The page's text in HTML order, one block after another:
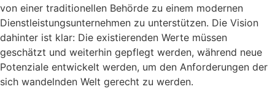
von einer traditionellen Behörde zu einem modernen
Dienstleistungsunternehmen zu unterstützen. Die Vision
dahinter ist klar: Die existierenden Werte müssen
geschätzt und weiterhin gepflegt werden, während neue
Potenziale entwickelt werden, um den Anforderungen der
sich wandelnden Welt gerecht zu werden.